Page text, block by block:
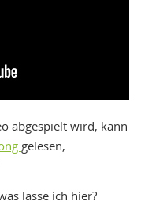
abgespielt wird, kann
gelesen,
lasse ich hier?